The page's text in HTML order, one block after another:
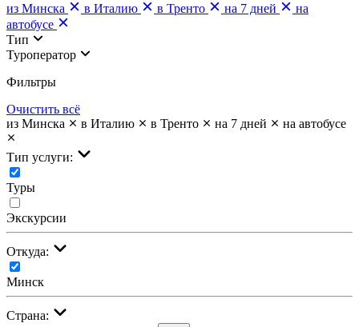
из Минска
в Италию в Тренто на 7 дней
на
автобусе
Тип
Туроператор
Фильтры
Очистить всё
из Минска
в Италию в Тренто на 7 дней на автобусе
Тип услуги:
Туры
Экскурсии
Откуда:
Минск
Страна: